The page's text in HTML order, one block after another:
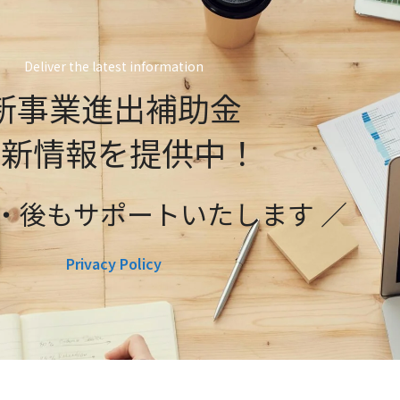
Deliver the latest information
事業進出補助金
情報を提供中！
後もサポートいたします ／
Privacy Policy